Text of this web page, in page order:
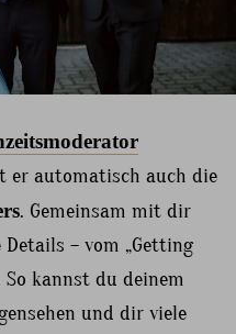
er automatisch auch die
. Gemeinsam mit dir
– vom „Getting
So kannst du deinem
und dir viele